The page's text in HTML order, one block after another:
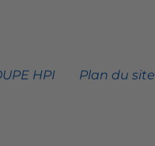
HPI Plan du site